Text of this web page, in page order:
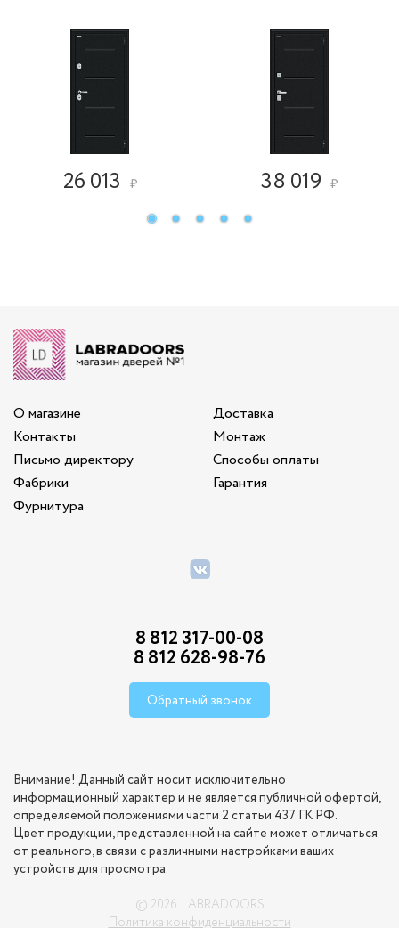
26 013 ₽ 38 019 ₽
О магазине
Контакты
Письмо директору
Фабрики
Фурнитура
Доставка
Монтаж
Способы оплаты
Гарантия
8 812 317-00-08
8 812 628-98-76
Обратный звонок
Внимание! Данный сайт носит исключительно
информационный характер и не является публичной офертой,
определяемой положениями части 2 статьи 437 ГК РФ.
Цвет продукции, представленной на сайте может отличаться
от реального, в связи с различными настройками ваших
устройств для просмотра.
© 2026. LABRADOORS
Политика конфиденциальности